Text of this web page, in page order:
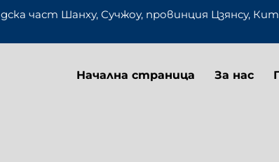
част Шанху, Сучжоу, провинция Цзянсу,
Начална страница За нас